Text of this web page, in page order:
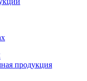
продукция